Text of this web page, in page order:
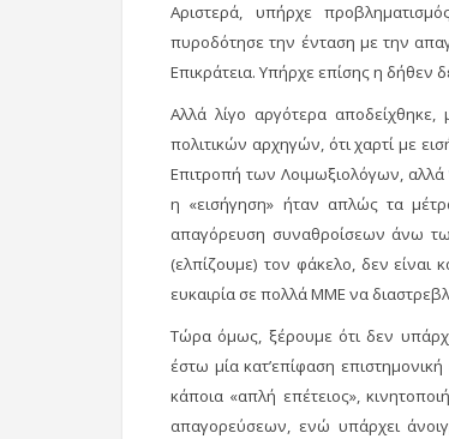
Αριστερά, υπήρχε
πυροδότησε την ένταση με την
Επικράτεια. Υπήρχε επίσης η
Αλλά λίγο αργότερα αποδείχθηκε,
πολιτικών αρχηγών, ότι χαρτί με
Επιτροπή των Λοιμωξιολόγων, αλλά
η «εισήγηση» ήταν απλώς τα
απαγόρευση συναθροίσεων άνω
(ελπίζουμε) τον φάκελο, δεν είναι
ευκαιρία σε πολλά ΜΜΕ να
Τώρα όμως, ξέρουμε ότι δεν
έστω μία κατ’επίφαση
κάποια «απλή επέτειος»,
απαγορεύσεων, ενώ υπάρχει